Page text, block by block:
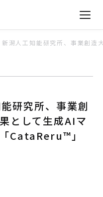
新潟人工知能研究所、事業創
研究所、事業創
として生成AIマ
CataReru™」